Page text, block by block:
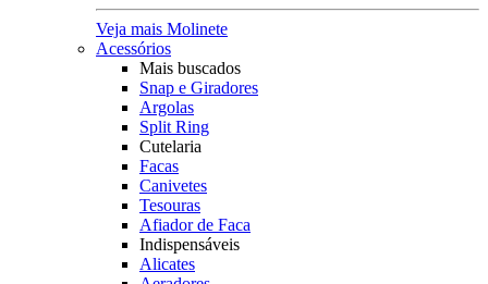
Veja mais Molinete
Acessórios
Mais buscados
Snap e Giradores
Argolas
Split Ring
Cutelaria
Facas
Canivetes
Tesouras
Afiador de Faca
Indispensáveis
Alicates